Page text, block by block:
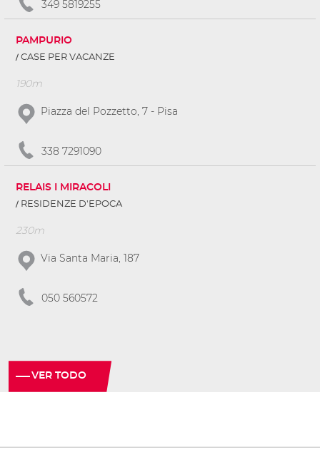
349 5819255
PAMPURIO
CASE PER VACANZE
190m
Piazza del Pozzetto, 7 - Pisa
338 7291090
RELAIS I MIRACOLI
RESIDENZE D'EPOCA
230m
Via Santa Maria, 187
050 560572
VER TODO